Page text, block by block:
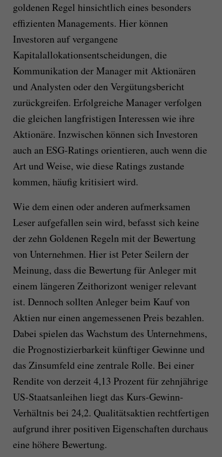
goldenen Regel hinsichtlich eines besonders
effizienten Managements. Hier können
Investoren auf vergangene
Kapitalallokationsentscheidungen, die
Kommunikation der Manager mit Aktionären
und Analysten oder den Vergütungsbericht
zurückgreifen. Erfolgreiche Manager verfolgen
die gleichen langfristigen Interessen wie ihre
Aktionäre. Inzwischen können sich Investoren
auch an ESG-Ratings orientieren, auch wenn die
Art und Weise, wie diese Ratings zustande
kommen, häufig kritisiert wird.
Wie dem einen oder anderen aufmerksamen
Leser aufgefallen sein wird, befasst sich keine
der zehn Goldenen Regeln mit der Bewertung
von Unternehmen. Hier ist Peter Seilern der
Meinung, dass die Bewertung für Anleger mit
einem längeren Zeithorizont weniger relevant
ist. Dennoch sollten Anleger beim Kauf von
Aktien nur einen angemessenen Preis bezahlen.
Dabei spielen das Wachstum des Unternehmens,
die Prognostizierbarkeit künftiger Gewinne und
das Zinsumfeld eine zentrale Rolle. Bei einer
Rendite von derzeit 4,13 Prozent für zehnjährige
US-Staatsanleihen liegt das Kurs-Gewinn-
Verhältnis bei 24,2. Qualitätsaktien rechtfertigen
aufgrund ihrer positiven Eigenschaften durchaus
eine höhere Bewertung.